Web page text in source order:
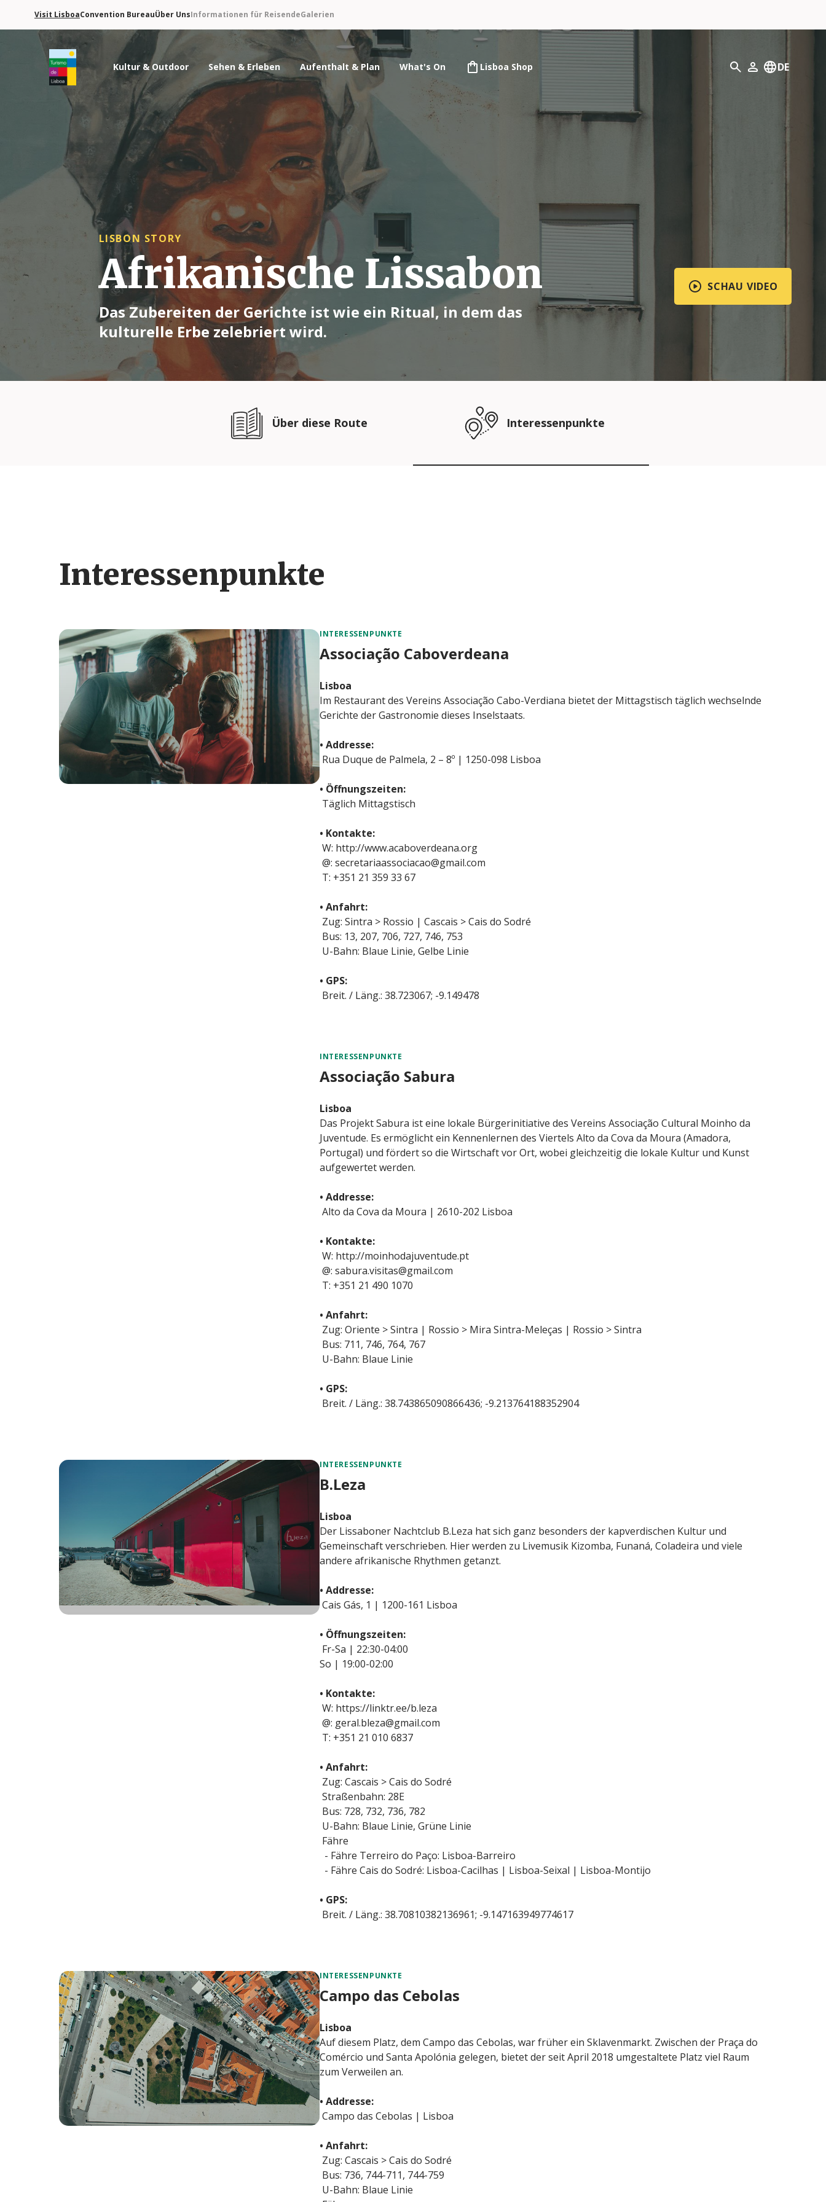
Visit LisboaConvention BureauÜber UnsInformationen für ReisendeGalerien
Turismo de Lisboa Logo
Kultur & Outdoor Sehen & Erleben Aufenthalt & Plan What's On Lisboa Shop Suchen
Mein Profil
DE
LISBON STORY
Afrikanische Lissabon
Das Zubereiten der Gerichte ist wie ein Ritual, in dem das
kulturelle Erbe zelebriert wird.
SCHAU VIDEO
Über diese Route Interessenpunkte
Interessenpunkte
INTERESSENPUNKTE
Associação Caboverdeana
Lisboa
Im Restaurant des Vereins Associação Cabo-Verdiana bietet der Mittagstisch täglich wechselnde
Gerichte der Gastronomie dieses Inselstaats.
• Addresse:
Rua Duque de Palmela, 2 – 8º | 1250-098 Lisboa
• Öffnungszeiten:
Täglich Mittagstisch
• Kontakte:
W: http://www.acaboverdeana.org
@: secretariaassociacao@gmail.com
T: +351 21 359 33 67
• Anfahrt:
Zug: Sintra > Rossio | Cascais > Cais do Sodré
Bus: 13, 207, 706, 727, 746, 753
U-Bahn: Blaue Linie, Gelbe Linie
• GPS:
Breit. / Läng.: 38.723067; -9.149478
INTERESSENPUNKTE
Associação Sabura
Lisboa
Das Projekt Sabura ist eine lokale Bürgerinitiative des Vereins Associação Cultural Moinho da
Juventude. Es ermöglicht ein Kennenlernen des Viertels Alto da Cova da Moura (Amadora,
Portugal) und fördert so die Wirtschaft vor Ort, wobei gleichzeitig die lokale Kultur und Kunst
aufgewertet werden.
• Addresse:
Alto da Cova da Moura | 2610-202 Lisboa
• Kontakte:
W: http://moinhodajuventude.pt
@: sabura.visitas@gmail.com
T: +351 21 490 1070
• Anfahrt:
Zug: Oriente > Sintra | Rossio > Mira Sintra-Meleças | Rossio > Sintra
Bus: 711, 746, 764, 767
U-Bahn: Blaue Linie
• GPS:
Breit. / Läng.: 38.743865090866436; -9.213764188352904
INTERESSENPUNKTE
B.Leza
Lisboa
Der Lissaboner Nachtclub B.Leza hat sich ganz besonders der kapverdischen Kultur und
Gemeinschaft verschrieben. Hier werden zu Livemusik Kizomba, Funaná, Coladeira und viele
andere afrikanische Rhythmen getanzt.
• Addresse:
Cais Gás, 1 | 1200-161 Lisboa
• Öffnungszeiten:
Fr-Sa | 22:30-04:00
So | 19:00-02:00
• Kontakte:
W: https://linktr.ee/b.leza
@: geral.bleza@gmail.com
T: +351 21 010 6837
• Anfahrt:
Zug: Cascais > Cais do Sodré
Straßenbahn: 28E
Bus: 728, 732, 736, 782
U-Bahn: Blaue Linie, Grüne Linie
Fähre
- Fähre Terreiro do Paço: Lisboa-Barreiro
- Fähre Cais do Sodré: Lisboa-Cacilhas | Lisboa-Seixal | Lisboa-Montijo
• GPS:
Breit. / Läng.: 38.70810382136961; -9.147163949774617
INTERESSENPUNKTE
Campo das Cebolas
Lisboa
Auf diesem Platz, dem Campo das Cebolas, war früher ein Sklavenmarkt. Zwischen der Praça do
Comércio und Santa Apolónia gelegen, bietet der seit April 2018 umgestaltete Platz viel Raum
zum Verweilen an.
• Addresse:
Campo das Cebolas | Lisboa
• Anfahrt:
Zug: Cascais > Cais do Sodré
Bus: 736, 744-711, 744-759
U-Bahn: Blaue Linie